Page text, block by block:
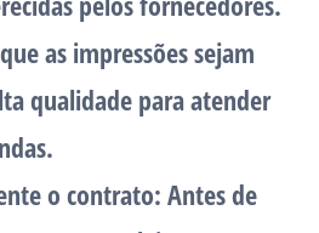
as impressões sejam
qualidade para atender
o contrato: Antes de